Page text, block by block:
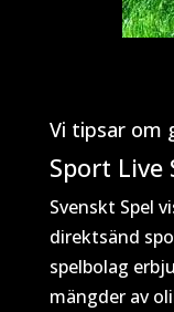
Vi tipsar om
Sport Live
Svenskt Spel
direktsänd
spelbolag
mängder av